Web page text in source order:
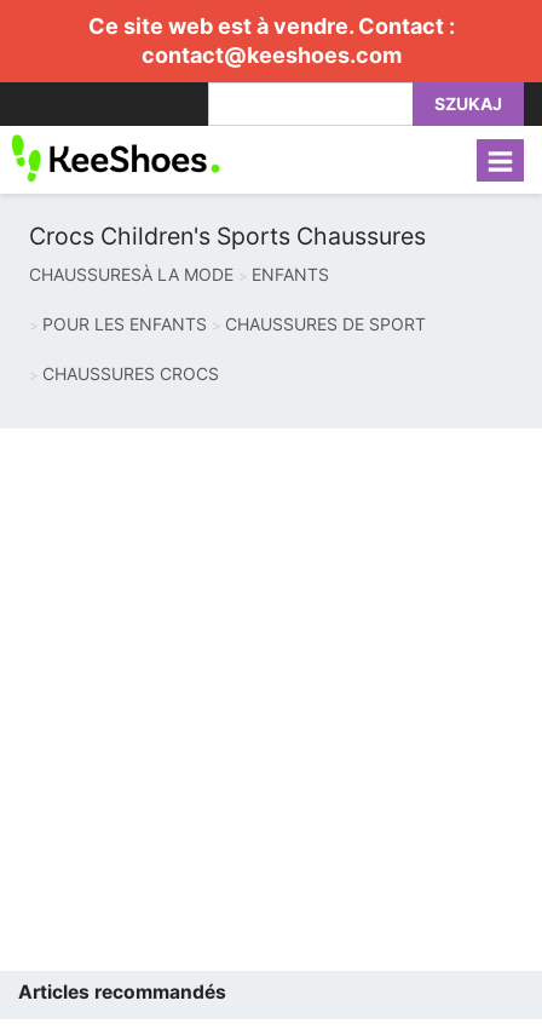
Ce site web est à vendre. Contact :
contact@keeshoes.com
SZUKAJ
Crocs Children's Sports Chaussures
CHAUSSURESÀ LA MODE ENFANTS
POUR LES ENFANTS CHAUSSURES DE SPORT
CHAUSSURES CROCS
Articles recommandés